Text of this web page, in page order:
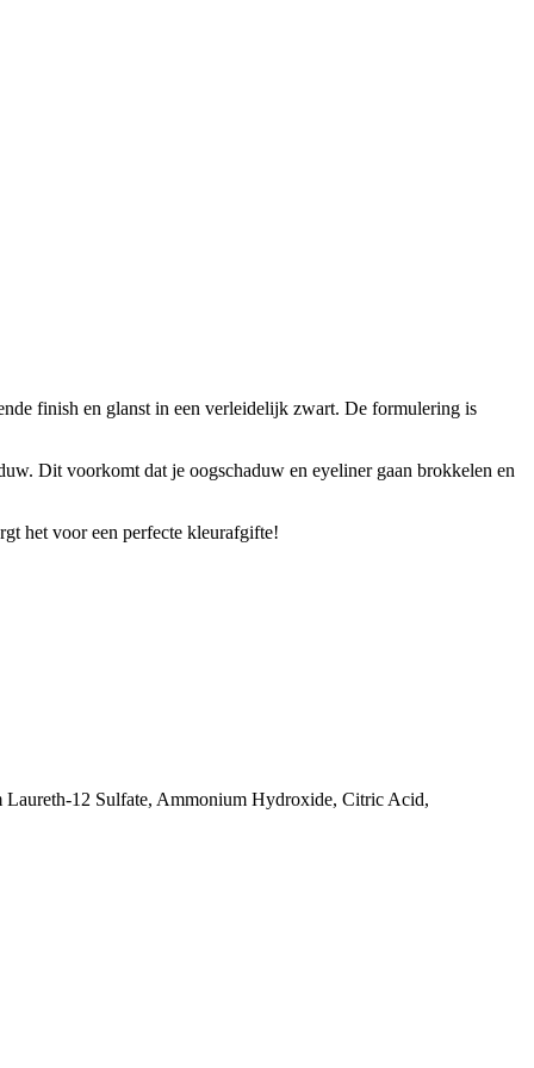
finish en glanst in een verleidelijk zwart. De formulering is
Dit voorkomt dat je oogschaduw en eyeliner gaan brokkelen en
het voor een perfecte kleurafgifte!
12 Sulfate, Ammonium Hydroxide, Citric Acid,